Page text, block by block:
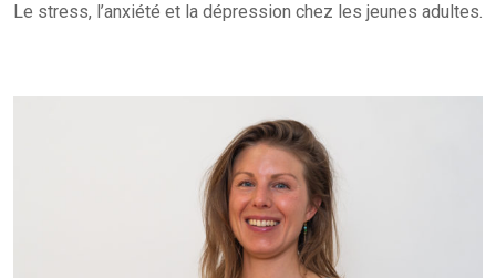
Le stress, l’anxiété et la dépression chez les jeunes adultes.